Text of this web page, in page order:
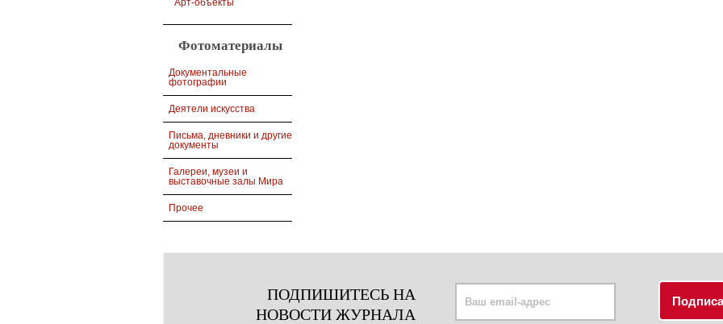
Арт-объекты
Фотоматериалы
Документальные
фотографии
Деятели искусства
Письма, дневники и другие
документы
Галереи, музеи и
выставочные залы Мира
Прочее
ПОДПИШИТЕСЬ НА
НОВОСТИ ЖУРНАЛА